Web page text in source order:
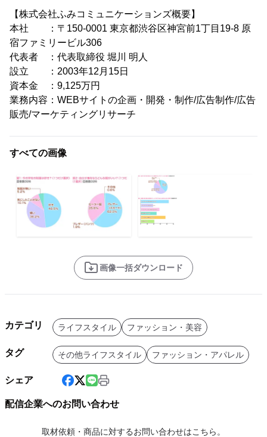
【株式会社ふみコミュニケーションズ概要】
本社 ：〒150-0001 東京都渋谷区神宮前1丁目19-8 原
宿ファミリービル306
代表者 ：代表取締役 堀川 明人
設立 ：2003年12月15日
資本金 ：9,125万円
業務内容：WEBサイトの企画・開発・制作/広告制作/広告
販売/マーケティングリサーチ
すべての画像
画像一括ダウンロード
カテゴリ ライフスタイル ファッション・美容
タグ その他ライフスタイル ファッション・アパレル
シェア
配信企業へのお問い合わせ
取材依頼・商品に対するお問い合わせはこちら。